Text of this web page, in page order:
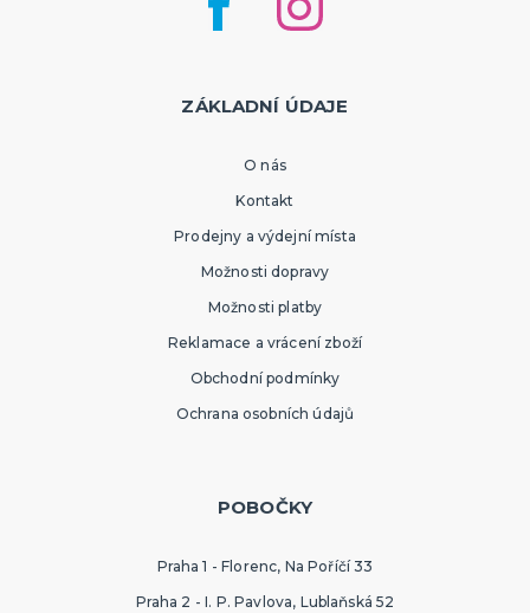
ZÁKLADNÍ ÚDAJE
O nás
Kontakt
Prodejny a výdejní místa
Možnosti dopravy
Možnosti platby
Reklamace a vrácení zboží
Obchodní podmínky
Ochrana osobních údajů
POBOČKY
Praha 1 - Florenc, Na Poříčí 33
Praha 2 - I. P. Pavlova, Lublaňská 52